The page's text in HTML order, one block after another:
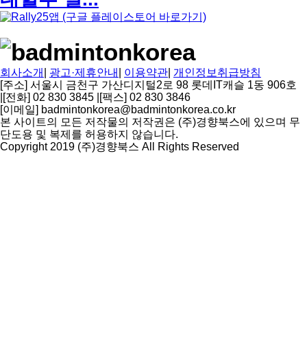
회사소개 광고·제휴안내 이용약관 개인정보취급방침
[주소] 서울시 금천구 가산디지털2로 98 롯데IT캐슬 1동 906호
[전화] 02 830 3845 [팩스] 02 830 3846
[이메일] badmintonkorea@badmintonkorea.co.kr
본 사이트의 모든 저작물의 저작권은 (주)경향북스에 있으며 무
단도용 및 복제를 허용하지 않습니다.
Copyright 2019 (주)경향북스 All Rights Reserved